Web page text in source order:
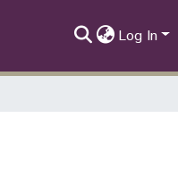
Log In